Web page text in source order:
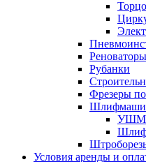
Реноваторы
Рубанки
Фрезеры по
УШМ
Условия аренды и